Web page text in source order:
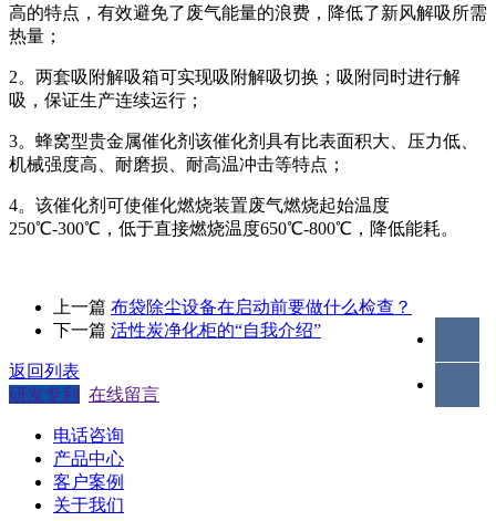
高的特点，有效避免了废气能量的浪费，降低了新风解吸所需
热量；
2。两套吸附解吸箱可实现吸附解吸切换；吸附同时进行解
吸，保证生产连续运行；
3。蜂窝型贵金属催化剂该催化剂具有比表面积大、压力低、
机械强度高、耐磨损、耐高温冲击等特点；
4。该催化剂可使催化燃烧装置废气燃烧起始温度
250℃-300℃，低于直接燃烧温度650℃-800℃，降低能耗。
上一篇 布袋除尘设备在启动前要做什么检查？
下一篇 活性炭净化柜的“自我介绍”
返回列表
研发专利
在线留言
电话咨询
产品中心
客户案例
关于我们